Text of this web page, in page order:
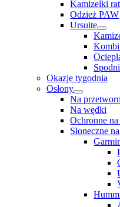
Kamizelki
Odzież PAW
Ursuite
Okazje tygodnia
Osłony
Na
Na wędki
Ochronne
Słoneczne